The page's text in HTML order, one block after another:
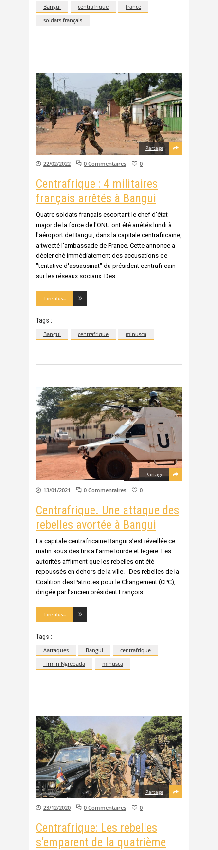
Bangui centrafrique
france
soldats français
Partage
22/02/2022 0 Commentaires 0
Centrafrique : 4 militaires
français arrêtés à Bangui
Quatre soldats français escortant le chef d'état-
major de la force de l'ONU ont été arrêtés lundi à
l'aéroport de Bangui, dans la capitale centrafricaine,
a tweeté l'ambassade de France. Cette annonce a
déclenché immédiatement des accusations de
"tentative d'assassinat" du président centrafricain
sur les réseaux sociaux. Des
Lire plus...
Tags :
Bangui centrafrique minusca
Partage
13/01/2021 0 Commentaires 0
Centrafrique. Une attaque des
rebelles avortée à Bangui
La capitale centrafricaine Bangui s’est réveillée ce
matin sous des tirs à l’arme lourde et légère. Les
autorités affirment que les rebelles ont été
repoussés en dehors de la ville. Des rebelles de la
Coalition des Patriotes pour le Changement (CPC),
dirigée par l’ancien président François
Lire plus...
Tags :
Aattaques Bangui
centrafrique
Firmin Ngrebada
minusca
Partage
23/12/2020 0 Commentaires 0
Centrafrique: Les rebelles
s’emparent de la quatrième